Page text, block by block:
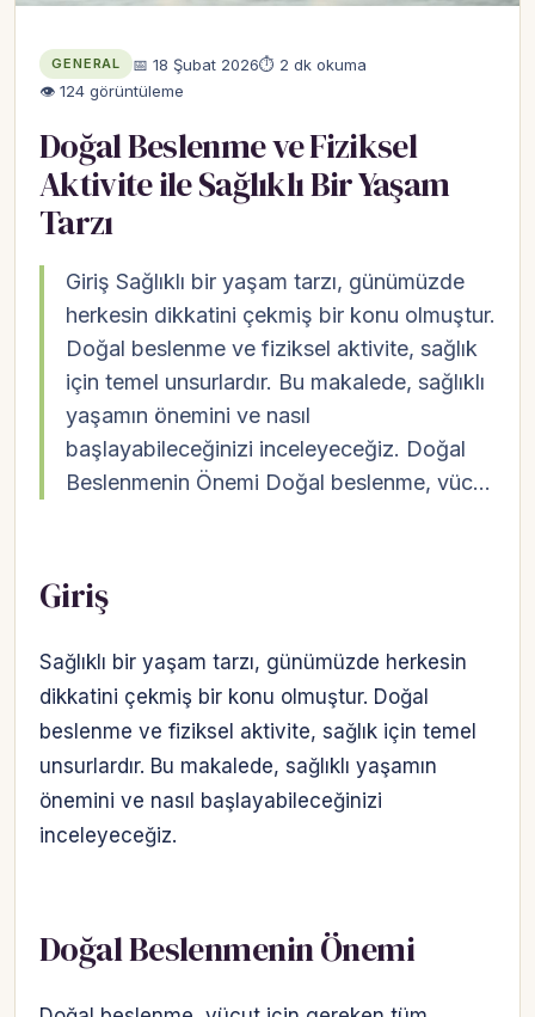
GENERAL 📅 18 Şubat 2026⏱ 2 dk okuma
👁 124 görüntüleme
Doğal Beslenme ve Fiziksel
Aktivite ile Sağlıklı Bir Yaşam
Tarzı
Giriş Sağlıklı bir yaşam tarzı, günümüzde
herkesin dikkatini çekmiş bir konu olmuştur.
Doğal beslenme ve fiziksel aktivite, sağlık
için temel unsurlardır. Bu makalede, sağlıklı
yaşamın önemini ve nasıl
başlayabileceğinizi inceleyeceğiz. Doğal
Beslenmenin Önemi Doğal beslenme, vüc…
Giriş
Sağlıklı bir yaşam tarzı, günümüzde herkesin
dikkatini çekmiş bir konu olmuştur. Doğal
beslenme ve fiziksel aktivite, sağlık için temel
unsurlardır. Bu makalede, sağlıklı yaşamın
önemini ve nasıl başlayabileceğinizi
inceleyeceğiz.
Doğal Beslenmenin Önemi